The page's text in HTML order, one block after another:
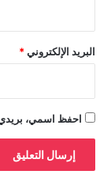
البريد الإلكتروني*
احفظ اسمي، بريدي